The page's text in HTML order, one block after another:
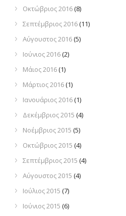
Οκτώβριος 2016(8)
Σεπτέμβριος 2016(11)
Αύγουστος 2016(5)
Ιούνιος 2016(2)
Μάιος 2016(1)
Μάρτιος 2016(1)
Ιανουάριος 2016(1)
Δεκέμβριος 2015 (4)
Νοέμβριος 2015 (5)
Οκτώβριος 2015 (4)
Σεπτέμβριος 2015 (4)
Αύγουστος 2015 (4)
Ιούλιος 2015 (7)
Ιούνιος 2015 (6)